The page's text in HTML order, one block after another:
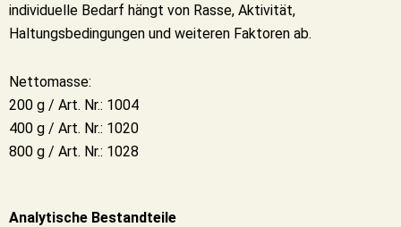
individuelle Bedarf hängt von Rasse, Aktivität,
Haltungsbedingungen und weiteren Faktoren ab.
Nettomasse:
200 g / Art. Nr.: 1004
400 g / Art. Nr.: 1020
800 g / Art. Nr.: 1028
Analytische Bestandteile